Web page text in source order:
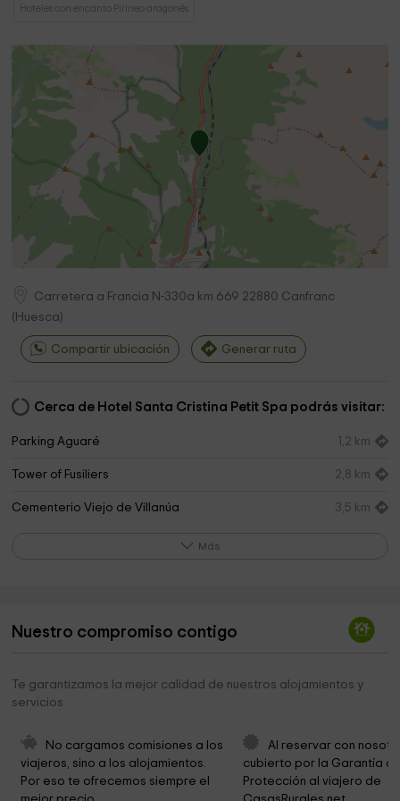
Hoteles con encanto Pirineo aragonés
Carretera a Francia N-330a km 669 22880 Canfranc
( Huesca)
Compartir ubicación Generar ruta
Cerca de Hotel Santa Cristina Petit Spa podrás visitar:
Parking Aguaré 1,2 km
Tower of Fusiliers 2,8 km
Cementerio Viejo de Villanúa 3,5 km
Iglesia de San Vicente 4,5 km
Canfranc station
Arboretum
Cementerio Municipal de Villanúa
Más
Nuestro compromiso contigo
Te garantizamos la mejor calidad de nuestros alojamientos y
servicios
No cargamos comisiones a los
viajeros, sino a los alojamientos.
Por eso te ofrecemos siempre el
Al reservar con
cubierto por la Garantía
Protección al viajero de